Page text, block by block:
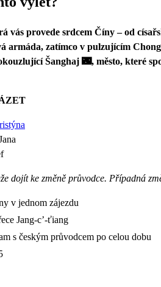
vás provede srdcem Číny – od
armáda, zatímco v pulzujícím
Šanghaj 🌃, město, které
dojít ke změně průvodce. Případná
v jednom zájezdu
Jang-c’-ťiang
s českým průvodcem po celou dobu